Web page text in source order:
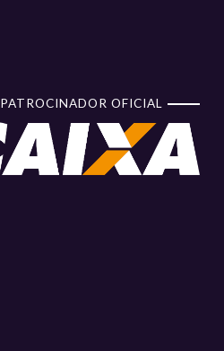
PATROCINADOR OFICIAL